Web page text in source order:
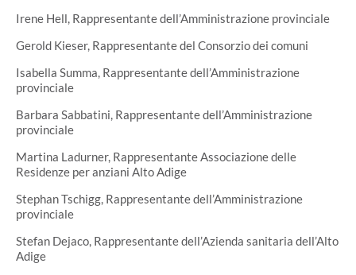
Irene Hell, Rappresentante dell’Amministrazione provinciale
Gerold Kieser, Rappresentante del Consorzio dei comuni
Isabella Summa, Rappresentante dell’Amministrazione
provinciale
Barbara Sabbatini, Rappresentante dell’Amministrazione
provinciale
Martina Ladurner, Rappresentante Associazione delle
Residenze per anziani Alto Adige
Stephan Tschigg, Rappresentante dell’Amministrazione
provinciale
Stefan Dejaco, Rappresentante dell’Azienda sanitaria dell’Alto
Adige